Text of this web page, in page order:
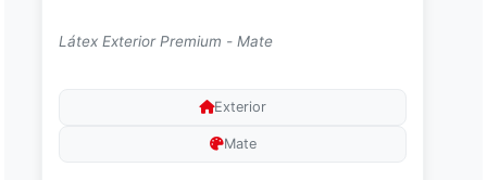
Látex Exterior Premium - Mate
Exterior
Mate